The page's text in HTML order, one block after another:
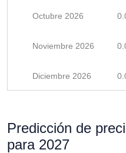
Octubre 2026
Noviembre 2026
Diciembre 2026
Predicción de
para 2027